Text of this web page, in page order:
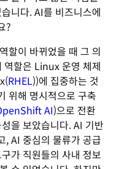
니다. AI를 비즈니스에
?
할이 바뀌었을 때 그 의
역할은 Linux 운영 체제
RHEL))에 집중하는 것
위해 명시적으로 구축
AI)으로 전환
을 보았습니다. AI 기반
, AI 중심의 물류가 공급
가 직원들의 사내 정보